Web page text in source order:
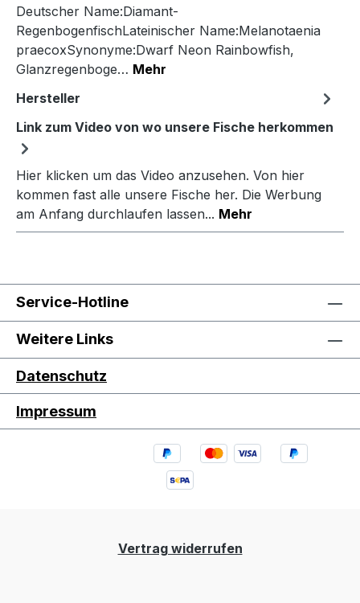
Deutscher Name:Diamant-
RegenbogenfischLateinischer Name:Melanotaenia
praecoxSynonyme:Dwarf Neon Rainbowfish,
Glanzregenboge… Mehr
Hersteller
Link zum Video von wo unsere Fische herkommen
Hier klicken um das Video anzusehen. Von hier
kommen fast alle unsere Fische her. Die Werbung
am Anfang durchlaufen lassen... Mehr
Service-Hotline
Weitere Links
Datenschutz
Impressum
Vertrag widerrufen